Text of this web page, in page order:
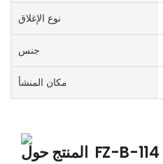
نوع الإغلاق
جنس
مكان المنشأ
FZ-B-114